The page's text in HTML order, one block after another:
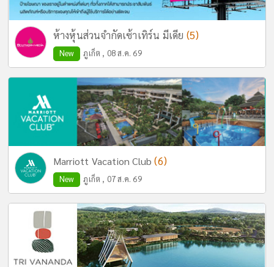
ห้างหุ้นส่วนจำกัดเซ้าเทิร์น มีเดีย (5)
New ภูเก็ต , 08 ส.ค. 69
Marriott Vacation Club(6)
New ภูเก็ต , 07 ส.ค. 69